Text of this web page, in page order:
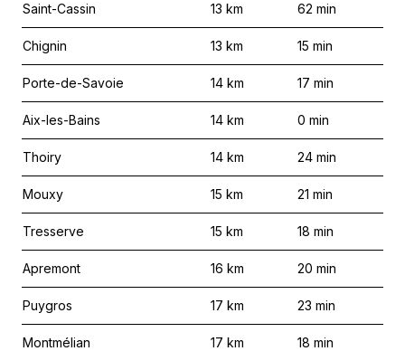
Saint-Cassin 13 km 62 min
Chignin 13 km 15 min
Porte-de-Savoie 14 km 17 min
Aix-les-Bains 14 km 0 min
Thoiry 14 km 24 min
Mouxy 15 km 21 min
Tresserve 15 km 18 min
Apremont 16 km 20 min
Puygros 17 km 23 min
Montmélian 17 km 18 min